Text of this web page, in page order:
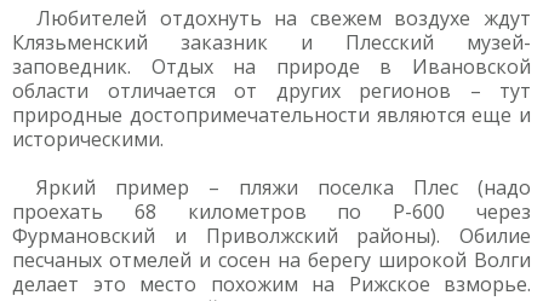
Любителей отдохнуть на свежем воздухе ждут
Клязьменский заказник и Плесский музей-
заповедник. Отдых на природе в Ивановской
области отличается от других регионов – тут
природные достопримечательности являются еще и
историческими.
Яркий пример – пляжи поселка Плес (надо
проехать 68 километров по Р-600 через
Фурмановский и Приволжский районы). Обилие
песчаных отмелей и сосен на берегу широкой Волги
делает это место похожим на Рижское взморье.